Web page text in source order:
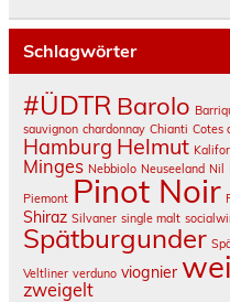
Schlagwörter
#ÜDTR Barolo
sauvignon chardonnay Chianti Cotes
Hamburg Helmut
Minges Nebbiolo Neuseeland Nil
Piemont Pinot Noir
Shiraz Silvaner single malt
Spätburgunder
Veltliner verduno viognier
zweigelt